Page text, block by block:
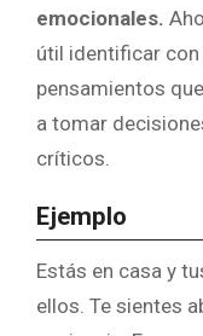
emocionales.
útil identificar
pensamientos
a tomar
críticos.
Ejemplo
Estás en casa y
ellos. Te sientes